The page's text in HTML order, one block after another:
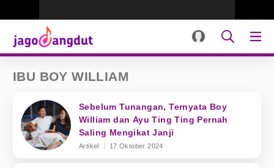
IBU BOY WILLIAM
Sebelum Tunangan, Ternyata Boy
William dan Ayu Ting Ting Pernah
Saling Mengikat Janji
Artikel 17 Oktober 2024